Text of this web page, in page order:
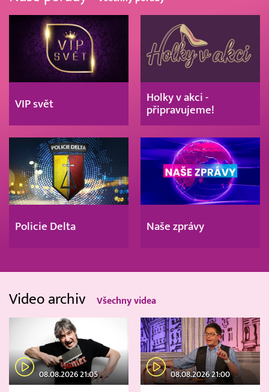
VIP svět
Holky v akci -
připravujeme!
Policie Delta Naše zprávy
Video archiv Všechny videa
08.08.2026 21:05 08.08.2026 21:00